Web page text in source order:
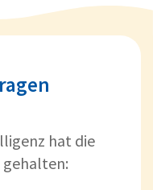
hat die
gehalten: